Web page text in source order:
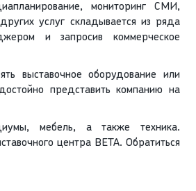
мониторинг СМИ,
услуг складывается из ряда
и запросив коммерческое
выставочное оборудование или
представить компанию на
мебель, а также техника.
центра ВЕТА. Обратиться